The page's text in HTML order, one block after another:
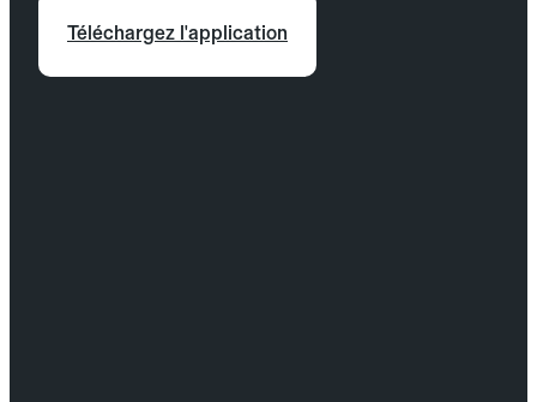
Téléchargez l'application